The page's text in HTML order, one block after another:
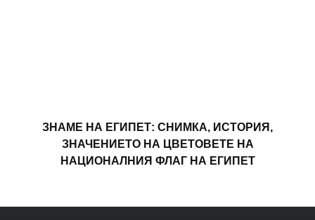
ЗНАМЕ НА ЕГИПЕТ: СНИМКА, ИСТОРИЯ,
ЗНАЧЕНИЕТО НА ЦВЕТОВЕТЕ НА
НАЦИОНАЛНИЯ ФЛАГ НА ЕГИПЕТ